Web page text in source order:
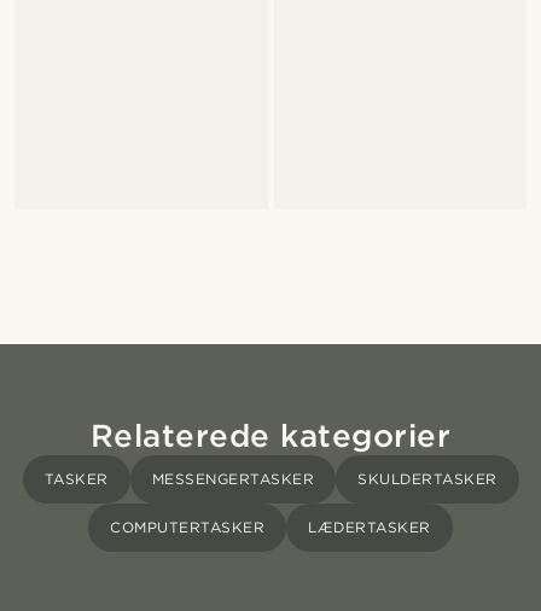
Relaterede kategorier
TASKER MESSENGERTASKER SKULDERTASKER
COMPUTERTASKER LÆDERTASKER